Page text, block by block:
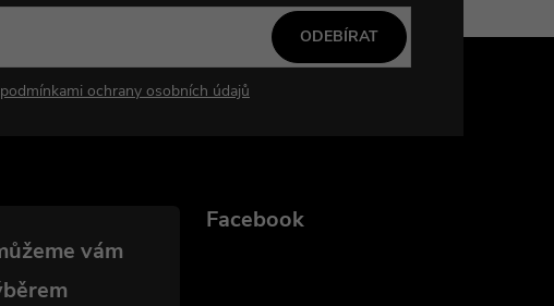
podmínkami ochrany osobních údajů
ODEBÍRAT
Facebook